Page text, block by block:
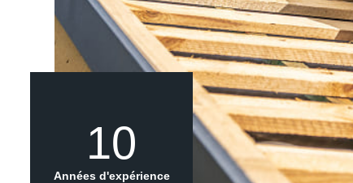
10
Années d'expérience